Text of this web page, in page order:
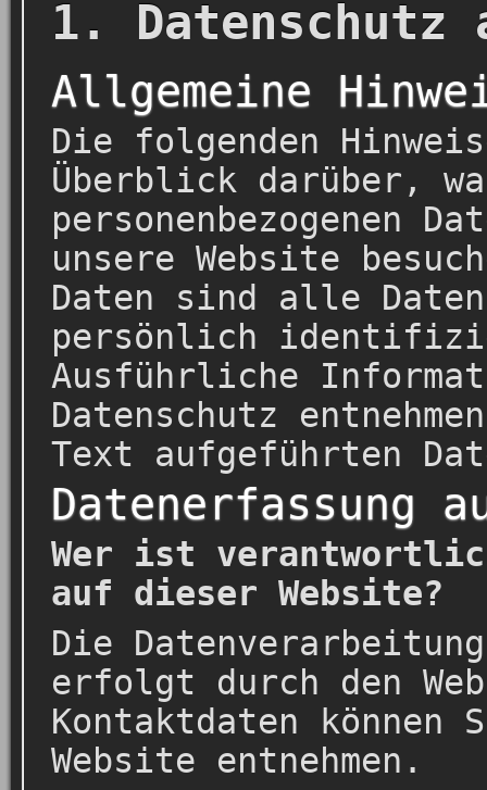
1.
Allgemeine
Die folgenden
Überblick darüber,
personenbezogenen
unsere Website
Daten sind alle
persönlich
Ausführliche
Datenschutz
Text aufgeführten
Datenerfassung
Wer ist
auf dieser Website?
Die
erfolgt durch den
Kontaktdaten können
Website entnehmen.